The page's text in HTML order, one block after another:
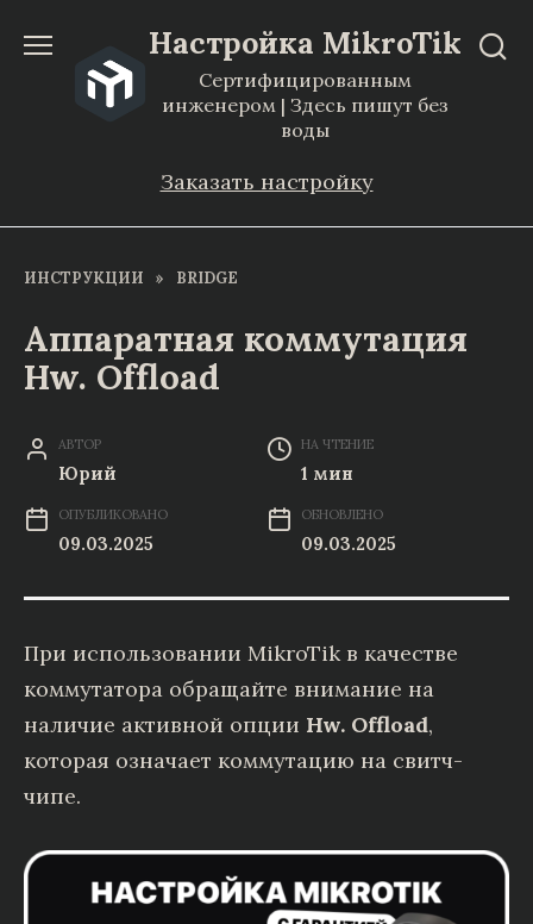
содержанию
Настройка MikroTik
Сертифицированным
инженером | Здесь пишут без
воды
Заказать настройку
ИНСТРУКЦИИ » BRIDGE
Аппаратная коммутация
Hw. Offload
АВТОР
Юрий
НА ЧТЕНИЕ
1 мин
ОПУБЛИКОВАНО
09.03.2025
ОБНОВЛЕНО
09.03.2025
При использовании MikroTik в качестве
коммутатора обращайте внимание на
наличие активной опции Hw. Offload,
которая означает коммутацию на свитч-
чипе.